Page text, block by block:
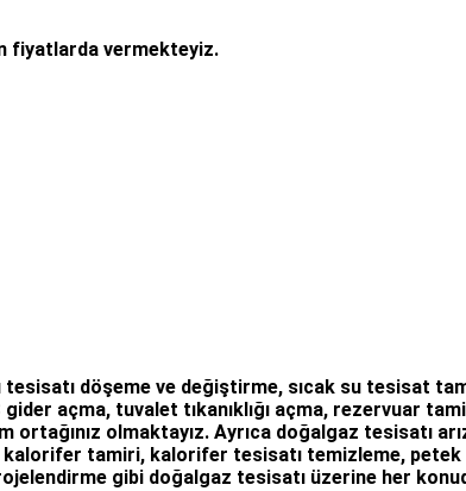
fiyatlarda vermekteyiz.
tesisatı döşeme ve değiştirme, sıcak su tesisat
gider açma, tuvalet tıkanıklığı açma, rezervuar
ortağınız olmaktayız. Ayrıca doğalgaz tesisatı
kalorifer tamiri, kalorifer tesisatı temizleme,
gibi doğalgaz tesisatı üzerine her